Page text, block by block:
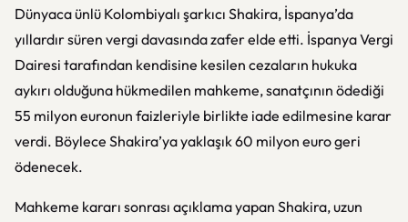
Dünyaca ünlü Kolombiyalı şarkıcı Shakira, İspanya’da
yıllardır süren vergi davasında zafer elde etti. İspanya Vergi
Dairesi tarafından kendisine kesilen cezaların hukuka
aykırı olduğuna hükmedilen mahkeme, sanatçının ödediği
55 milyon euronun faizleriyle birlikte iade edilmesine karar
verdi. Böylece Shakira’ya yaklaşık 60 milyon euro geri
ödenecek.
Mahkeme kararı sonrası açıklama yapan Shakira, uzun